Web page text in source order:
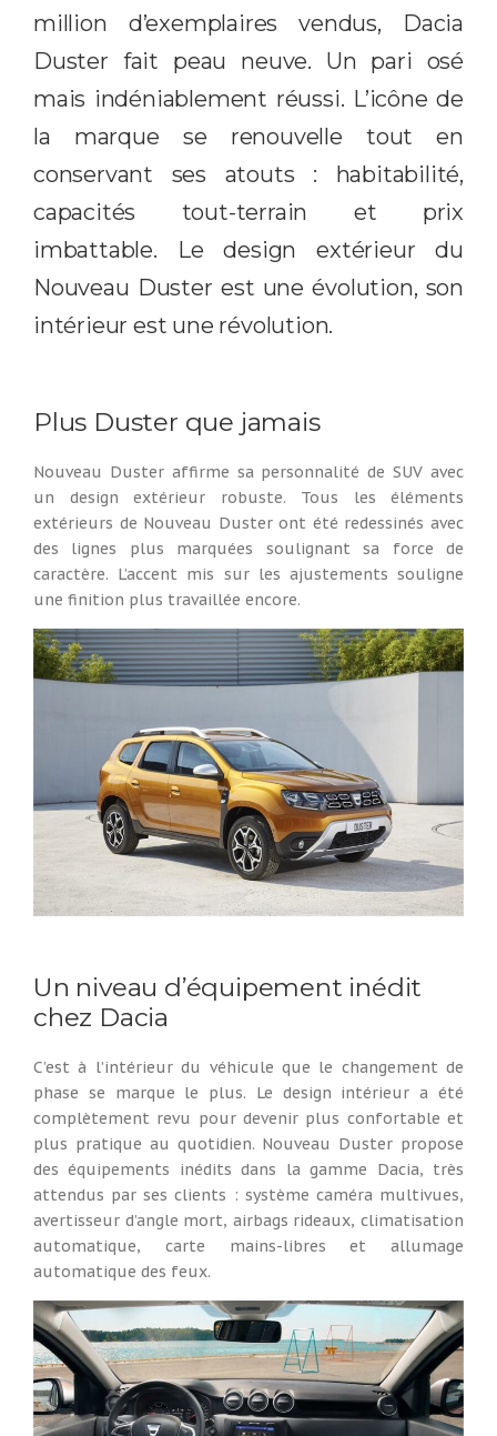
million d’exemplaires vendus, Dacia
Duster fait peau neuve. Un pari osé
mais indéniablement réussi. L’icône de
la marque se renouvelle tout en
conservant ses atouts : habitabilité,
capacités tout-terrain et prix
imbattable. Le design extérieur du
Nouveau Duster est une évolution, son
intérieur est une révolution.
Plus Duster que jamais
Nouveau Duster affirme sa personnalité de SUV avec
un design extérieur robuste. Tous les éléments
extérieurs de Nouveau Duster ont été redessinés avec
des lignes plus marquées soulignant sa force de
caractère. L’accent mis sur les ajustements souligne
une finition plus travaillée encore.
Un niveau d’équipement inédit
chez Dacia
C’est à l’intérieur du véhicule que le changement de
phase se marque le plus. Le design intérieur a été
complètement revu pour devenir plus confortable et
plus pratique au quotidien. Nouveau Duster propose
des équipements inédits dans la gamme Dacia, très
attendus par ses clients : système caméra multivues,
avertisseur d’angle mort, airbags rideaux, climatisation
automatique, carte mains-libres et allumage
automatique des feux.